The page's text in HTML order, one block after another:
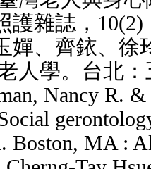
護雜誌，10(2)
嬋、齊銥、徐
人學。台北
Nancy R.
Boston, MA :